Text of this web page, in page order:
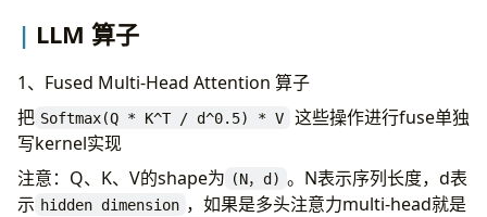
LLM 算子
1、Fused Multi-Head Attention 算子
把 Softmax(Q * K^T / d^0.5) * V
这些操作进行fuse单独
写kernel实现
注意：Q、K、V的shape为 (N，d) 。N表示序列长度，d表
示 hidden dimension ，如果是多头注意力multi-head就是